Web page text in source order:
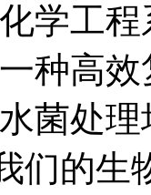
学工
种高
菌处
们的生